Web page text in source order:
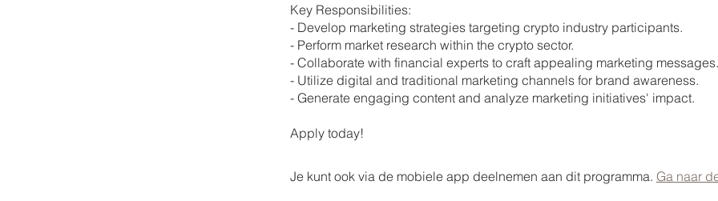
Key Responsibilities:
- Develop marketing strategies targeting crypto industry participants.
- Perform market research within the crypto sector.
- Collaborate with financial experts to craft appealing marketing messages.
- Utilize digital and traditional marketing channels for brand awareness.
- Generate engaging content and analyze marketing initiatives' impact.
Apply today!
Je kunt ook via de mobiele app deelnemen aan dit programma. Ga naar